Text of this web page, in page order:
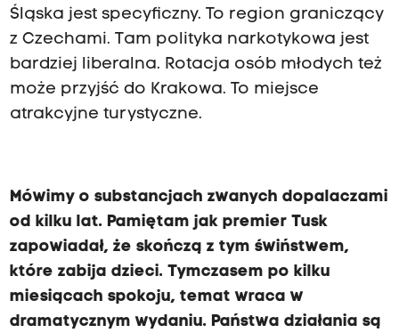
Śląska jest specyficzny. To region graniczący
z Czechami. Tam polityka narkotykowa jest
bardziej liberalna. Rotacja osób młodych też
może przyjść do Krakowa. To miejsce
atrakcyjne turystyczne.
Mówimy o substancjach zwanych dopalaczami
od kilku lat. Pamiętam jak premier Tusk
zapowiadał, że skończą z tym świństwem,
które zabija dzieci. Tymczasem po kilku
miesiącach spokoju, temat wraca w
dramatycznym wydaniu. Państwa działania są